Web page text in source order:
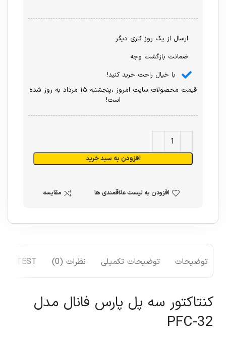
ارسال از یک روز کاری دیگر
ضمانت بازگشت وجه
با خیال راحت خرید کنید!
قیمت محصولات سایت امروز ،پنجشنبه ۱۵ مرداد به روز شده
است!
افزودن به سبد خرید
افزودن به لیست علاقمندی ها مقایسه
توضیحات توضیحات تکمیلی نظرات (0) TEST
کنتاکتور سه پل پارس فانال مدل
PFC-32